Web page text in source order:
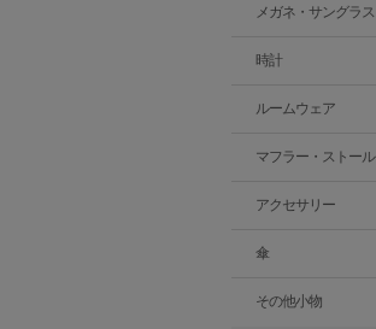
メガネ・サングラス
時計
ルームウェア
マフラー・ストール
アクセサリー
傘
その他小物